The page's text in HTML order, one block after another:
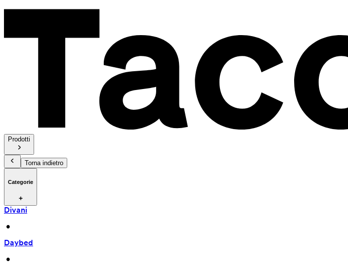
Prodotti
Torna indietro
Categorie
Divani
•
Daybed
•